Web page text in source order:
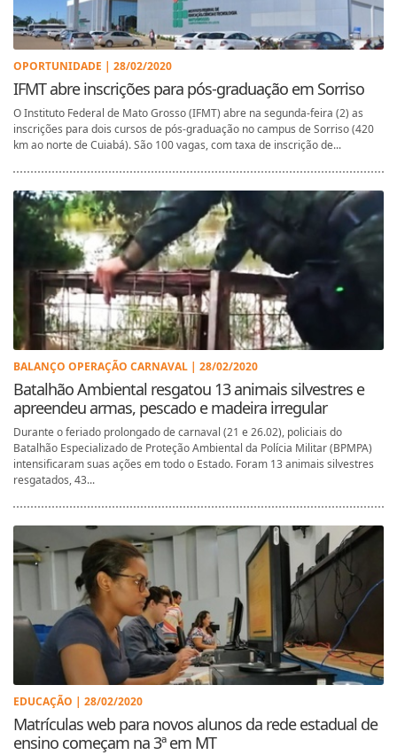
OPORTUNIDADE | 28/02/2020
IFMT abre inscrições para pós-graduação em Sorriso
O Instituto Federal de Mato Grosso (IFMT) abre na segunda-feira (2) as
inscrições para dois cursos de pós-graduação no campus de Sorriso (420
km ao norte de Cuiabá). São 100 vagas, com taxa de inscrição de...
BALANÇO OPERAÇÃO CARNAVAL | 28/02/2020
Batalhão Ambiental resgatou 13 animais silvestres e
apreendeu armas, pescado e madeira irregular
Durante o feriado prolongado de carnaval (21 e 26.02), policiais do
Batalhão Especializado de Proteção Ambiental da Polícia Militar (BPMPA)
intensificaram suas ações em todo o Estado. Foram 13 animais silvestres
resgatados, 43...
EDUCAÇÃO | 28/02/2020
Matrículas web para novos alunos da rede estadual de
ensino começam na 3ª em MT